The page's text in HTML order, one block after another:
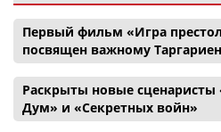
Первый фильм «Игра
посвящен важному
Раскрыты новые
Дум» и «Секретных войн»